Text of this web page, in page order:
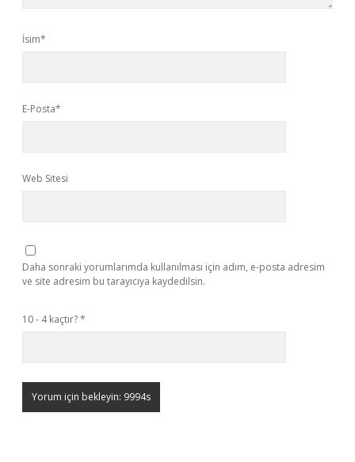
İsim*
E-Posta*
Web Sitesi
Daha sonraki yorumlarımda kullanılması için adım, e-posta adresim
ve site adresim bu tarayıcıya kaydedilsin.
10 - 4 kaçtır?*